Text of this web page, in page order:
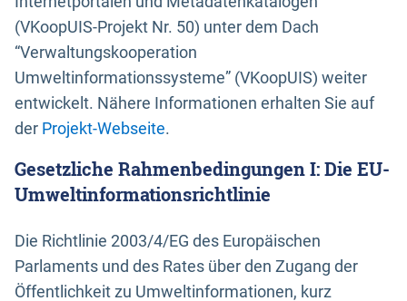
(VKoopUIS-Projekt Nr. 50) unter dem Dach
“Verwaltungskooperation
Umweltinformationssysteme” (VKoopUIS) weiter
entwickelt. Nähere Informationen erhalten Sie auf
der Projekt-Webseite.
Gesetzliche Rahmenbedingungen I: Die EU-
Umweltinformationsrichtlinie
Die Richtlinie 2003/4/EG des Europäischen
Parlaments und des Rates über den Zugang der
Öffentlichkeit zu Umweltinformationen, kurz